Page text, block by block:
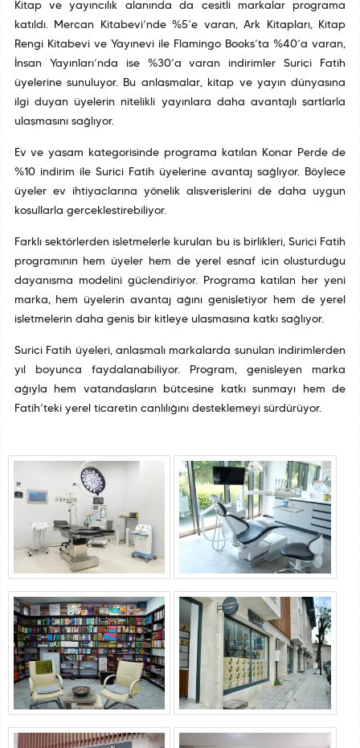
Kitap ve yayıncılık alanında da çeşitli markalar programa
katıldı. Mercan Kitabevi’nde %5’e varan, Ark Kitapları, Kitap
Rengi Kitabevi ve Yayınevi ile Flamingo Books’ta %40’a varan,
İnsan Yayınları’nda ise %30’a varan indirimler Suriçi Fatih
üyelerine sunuluyor. Bu anlaşmalar, kitap ve yayın dünyasına
ilgi duyan üyelerin nitelikli yayınlara daha avantajlı şartlarla
ulaşmasını sağlıyor.
Ev ve yaşam kategorisinde programa katılan Konar Perde de
%10 indirim ile Suriçi Fatih üyelerine avantaj sağlıyor. Böylece
üyeler ev ihtiyaçlarına yönelik alışverişlerini de daha uygun
koşullarla gerçekleştirebiliyor.
Farklı sektörlerden işletmelerle kurulan bu iş birlikleri, Suriçi Fatih
programının hem üyeler hem de yerel esnaf için oluşturduğu
dayanışma modelini güçlendiriyor. Programa katılan her yeni
marka, hem üyelerin avantaj ağını genişletiyor hem de yerel
işletmelerin daha geniş bir kitleye ulaşmasına katkı sağlıyor.
Suriçi Fatih üyeleri, anlaşmalı markalarda sunulan indirimlerden
yıl boyunca faydalanabiliyor. Program, genişleyen marka
ağıyla hem vatandaşların bütçesine katkı sunmayı hem de
Fatih’teki yerel ticaretin canlılığını desteklemeyi sürdürüyor.